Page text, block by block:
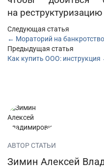
на реструктуризацию
Следующая статья
← Мораторий на
Предыдущая статья
Как купить ООО: инструкция
АВТОР СТАТЬИ
Зимин Алексей